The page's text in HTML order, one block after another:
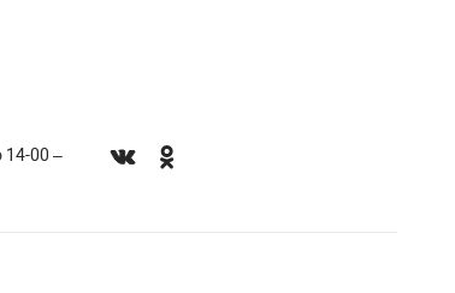
14-00 –